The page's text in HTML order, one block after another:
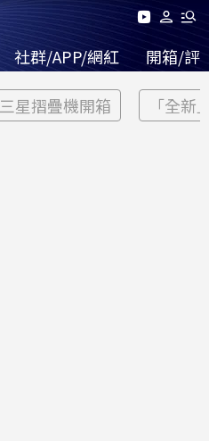
社群/APP/網紅 開箱/評
三星摺疊機開箱 「全新